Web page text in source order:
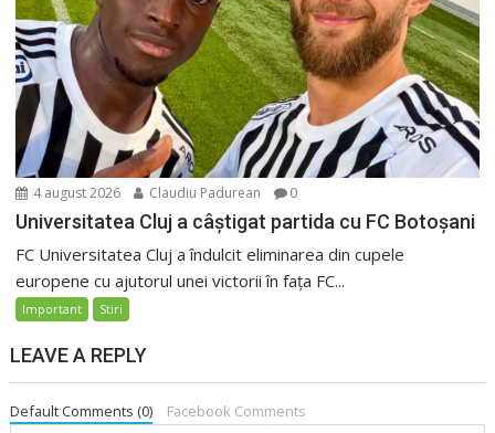
4 august 2026 Claudiu Padurean 0
Universitatea Cluj a câștigat partida cu FC Botoșani
FC Universitatea Cluj a îndulcit eliminarea din cupele
europene cu ajutorul unei victorii în fața FC...
Important Stiri
LEAVE A REPLY
Default Comments (0) Facebook Comments